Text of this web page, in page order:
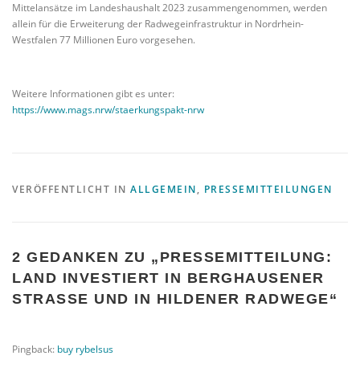
Mittelansätze im Landeshaushalt 2023 zusammengenommen, werden
allein für die Erweiterung der Radwegeinfrastruktur in Nordrhein-
Westfalen 77 Millionen Euro vorgesehen.
Weitere Informationen gibt es unter:
https://www.mags.nrw/staerkungspakt-nrw
VERÖFFENTLICHT IN ALLGEMEIN, PRESSEMITTEILUNGEN
2 GEDANKEN ZU „ PRESSEMITTEILUNG:
LAND INVESTIERT IN BERGHAUSENER
STRASSE UND IN HILDENER RADWEGE
“
Pingback: buy rybelsus